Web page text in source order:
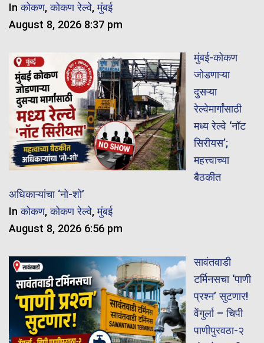
Inकोकण,कोकण रेल्वे,मुंबई
August 8, 2026 8:37 pm
मुंबई-कोकण
जोडणाऱ्या
दुसऱ्या
रेल्वेमार्गांसाठी
मध्य रेल्वे ‘नॉट
सिरीयस’;
महत्त्वाच्या
बैठकीत
अधिकाऱ्यांचा ‘नो-शो’
Inकोकण,कोकण रेल्वे,मुंबई
August 8, 2026 6:56 pm
सावंतवाडी
टर्मिनसचा ‘पाणी
प्रश्न’ सुटणार!
वेंगुर्ला – चिपी
पाणीपुरवठा-२